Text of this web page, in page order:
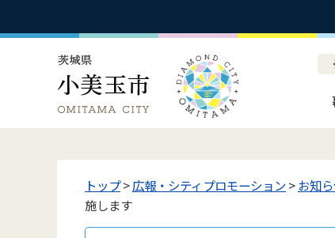
トップ>広報・シティプロモーション>お知
施します